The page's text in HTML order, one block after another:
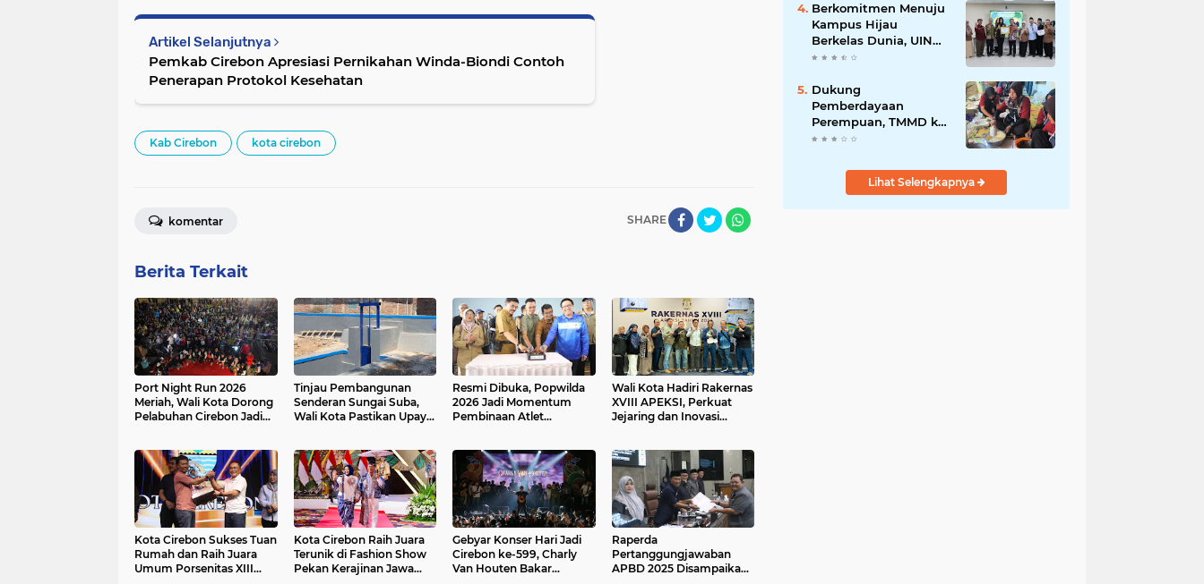
Artikel Selanjutnya
Pemkab Cirebon Apresiasi Pernikahan Winda-Biondi Contoh
Penerapan Protokol Kesehatan
Kab Cirebon kota cirebon
SHARE
komentar
Berita Terkait
Port Night Run 2026
Meriah, Wali Kota Dorong
Pelabuhan Cirebon Jadi
Tinjau Pembangunan
Senderan Sungai Suba,
Wali Kota Pastikan Upaya
Resmi Dibuka, Popwilda
2026 Jadi Momentum
Pembinaan Atlet
Wali Kota Hadiri Rakernas
XVIII APEKSI, Perkuat
Jejaring dan Inovasi
Kota Cirebon Sukses Tuan
Rumah dan Raih Juara
Umum Porsenitas XIII
Kota Cirebon Raih Juara
Terunik di Fashion Show
Pekan Kerajinan Jawa
Gebyar Konser Hari Jadi
Cirebon ke-599, Charly
Van Houten Bakar
Raperda
Pertanggungjawaban
APBD 2025 Disampaikan,
Berkomitmen Menuju
Kampus Hijau
Berkelas Dunia, UIN
Siber Cirebon Raih
Compliance UI
GreenMetric
Dukung
Pemberdayaan
Perempuan, TMMD ke-
129 Kodim 0620/Kab.
Tata Boga
Lihat Selengkapnya